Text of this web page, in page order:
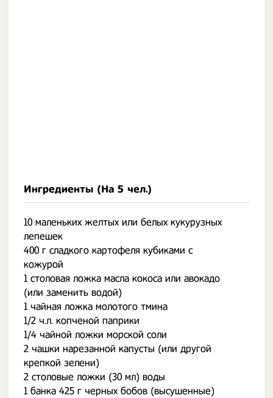
Ингредиенты (На 5 чел.)
10 маленьких желтых или белых кукурузных
лепешек
400 г сладкого картофеля кубиками с
кожурой
1 столовая ложка масла кокоса или авокадо
(или заменить водой)
1 чайная ложка молотого тмина
1/2 ч.л. копченой паприки
1/4 чайной ложки морской соли
2 чашки нарезанной капусты (или другой
крепкой зелени)
2 столовые ложки (30 мл) воды
1 банка 425 г черных бобов (высушенные)